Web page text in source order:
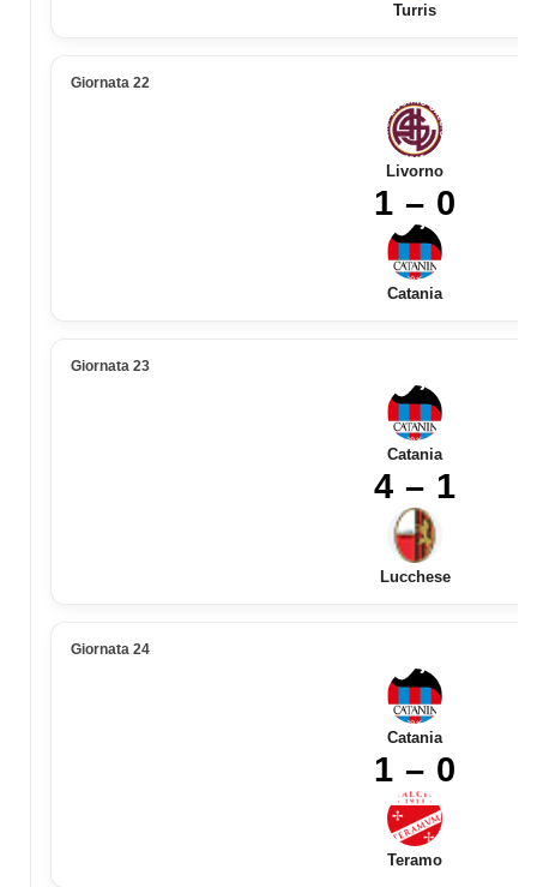
Turris
Giornata 22
Livorno
1 – 0
Catania
Giornata 23
Catania
4 – 1
Lucchese
Giornata 24
Catania
1 – 0
Teramo